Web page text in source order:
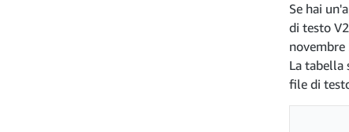
Se hai
di testo
novembre
La tabella
file di